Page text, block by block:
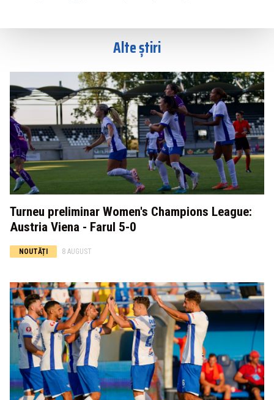
Alte știri
Turneu preliminar Women's Champions League:
Austria Viena - Farul 5-0
NOUTĂȚI 8 AUGUST